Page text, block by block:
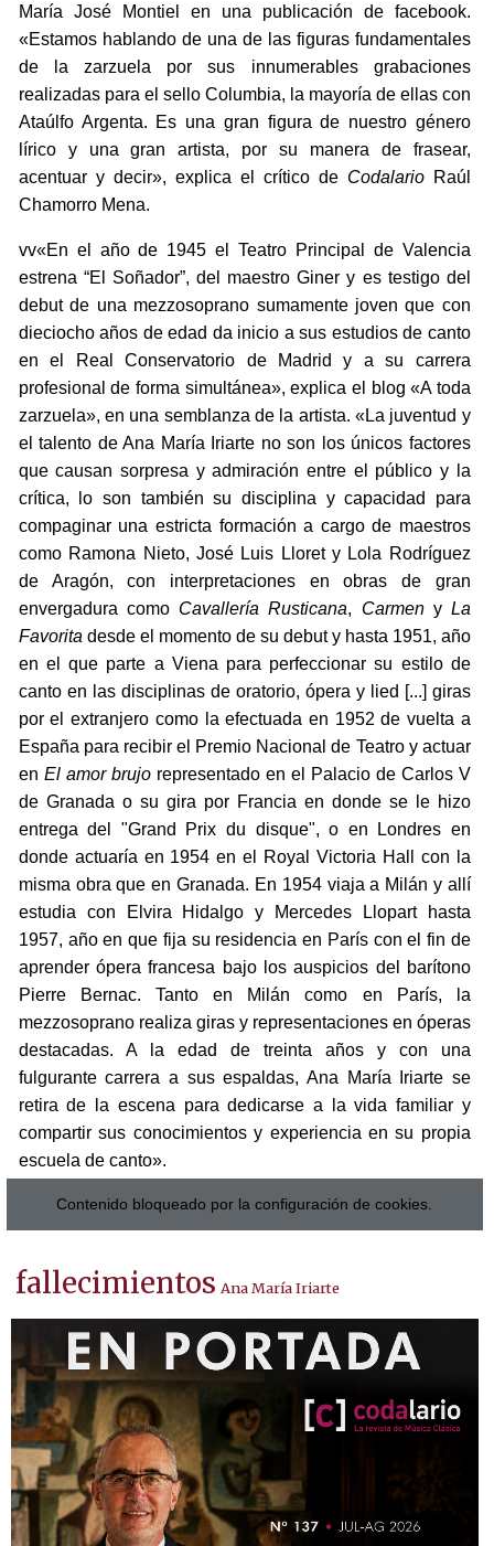
María José Montiel en una publicación de facebook.
«Estamos hablando de una de las figuras fundamentales
de la zarzuela por sus innumerables grabaciones
realizadas para el sello Columbia, la mayoría de ellas con
Ataúlfo Argenta. Es una gran figura de nuestro género
lírico y una gran artista, por su manera de frasear,
acentuar y decir», explica el crítico de CodalarioRaúl
Chamorro Mena.
vv«En el año de 1945 el Teatro Principal de Valencia
estrena “El Soñador”, del maestro Giner y es testigo del
debut de una mezzosoprano sumamente joven que con
dieciocho años de edad da inicio a sus estudios de canto
en el Real Conservatorio de Madrid y a su carrera
profesional de forma simultánea», explica el blog «A toda
zarzuela», en una semblanza de la artista. «La juventud y
el talento de Ana María Iriarte no son los únicos factores
que causan sorpresa y admiración entre el público y la
crítica, lo son también su disciplina y capacidad para
compaginar una estricta formación a cargo de maestros
como Ramona Nieto, José Luis Lloret y Lola Rodríguez
de Aragón, con interpretaciones en obras de gran
envergadura como Cavallería Rusticana, Carmeny La
Favorita desde el momento de su debut y hasta 1951, año
en el que parte a Viena para perfeccionar su estilo de
canto en las disciplinas de oratorio, ópera y lied [...] giras
por el extranjero como la efectuada en 1952 de vuelta a
España para recibir el Premio Nacional de Teatro y actuar
en El amor brujorepresentado en el Palacio de Carlos V
de Granada o su gira por Francia en donde se le hizo
entrega del "Grand Prix du disque", o en Londres en
donde actuaría en 1954 en el Royal Victoria Hall con la
misma obra que en Granada. En 1954 viaja a Milán y allí
estudia con Elvira Hidalgo y Mercedes Llopart hasta
1957, año en que fija su residencia en París con el fin de
aprender ópera francesa bajo los auspicios del barítono
Pierre Bernac. Tanto en Milán como en París, la
mezzosoprano realiza giras y representaciones en óperas
destacadas. A la edad de treinta años y con una
fulgurante carrera a sus espaldas, Ana María Iriarte se
retira de la escena para dedicarse a la vida familiar y
compartir sus conocimientos y experiencia en su propia
escuela de canto».
Contenido bloqueado por la configuración de cookies.
fallecimientos Ana María Iriarte